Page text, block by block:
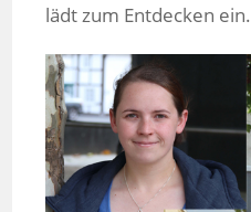
lädt zum Entdecken ein.